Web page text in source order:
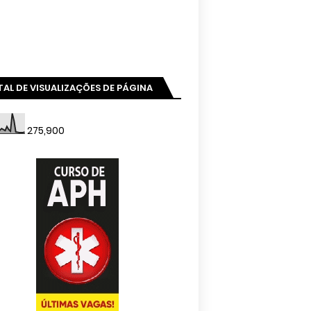
DE VISUALIZAÇÕES DE PÁGINA
275,900